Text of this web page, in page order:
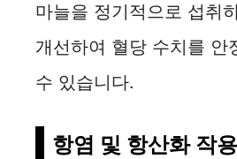
마늘을 정기적으로 섭취
개선하여 혈당 수치를 안
수 있습니다.
항염 및 항산화 작용